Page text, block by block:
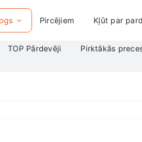
Pircējiem Kļūt par
TOP Pārdevēji
Pirktākās